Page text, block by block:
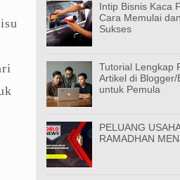
Intip Bisnis Kaca
Cara Memulai
Sukses
Tutorial Lengkap
Artikel di Blogger/
untuk Pemula
PELUANG
RAMADHAN